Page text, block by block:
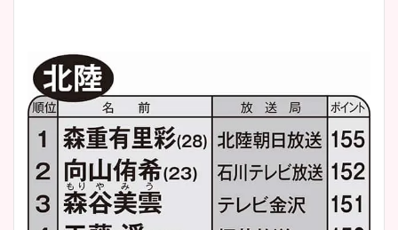
豊島実季アナのカップ画像ま
とめ！美脚や水着姿に年齢も